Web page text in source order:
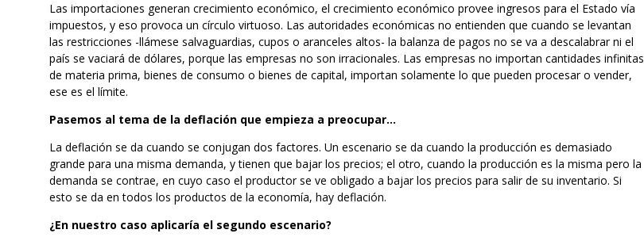
Las importaciones generan crecimiento económico, el crecimiento económico provee ingresos para el Estado vía
impuestos, y eso provoca un círculo virtuoso. Las autoridades económicas no entienden que cuando se levantan
las restricciones -llámese salvaguardias, cupos o aranceles altos- la balanza de pagos no se va a descalabrar ni el
país se vaciará de dólares, porque las empresas no son irracionales. Las empresas no importan cantidades infinitas
de materia prima, bienes de consumo o bienes de capital, importan solamente lo que pueden procesar o vender,
ese es el límite.
Pasemos al tema de la deflación que empieza a preocupar…
La deflación se da cuando se conjugan dos factores. Un escenario se da cuando la producción es demasiado
grande para una misma demanda, y tienen que bajar los precios; el otro, cuando la producción es la misma pero la
demanda se contrae, en cuyo caso el productor se ve obligado a bajar los precios para salir de su inventario. Si
esto se da en todos los productos de la economía, hay deflación.
¿En nuestro caso aplicaría el segundo escenario?